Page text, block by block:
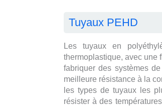
Tuyaux PEHD
Les tuyaux en
thermoplastique, avec une
fabriquer des systèmes
meilleure résistance à la
les types de tuyaux les
résister à des